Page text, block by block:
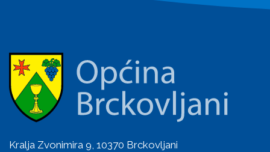
Kralja Zvonimira 9, 10370 Brckovljani